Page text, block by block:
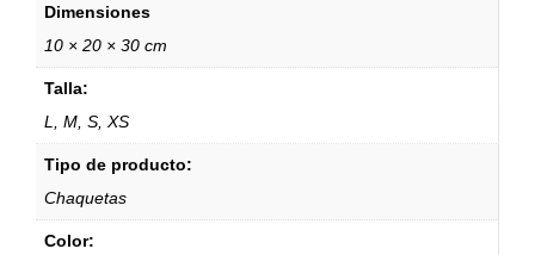
Dimensiones
10 × 20 × 30 cm
Talla:
L, M, S, XS
Tipo de producto:
Chaquetas
Color: